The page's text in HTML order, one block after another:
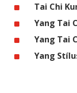
^ Tai Chi
^ Yang Tai
^ Yang Tai
^ Yang